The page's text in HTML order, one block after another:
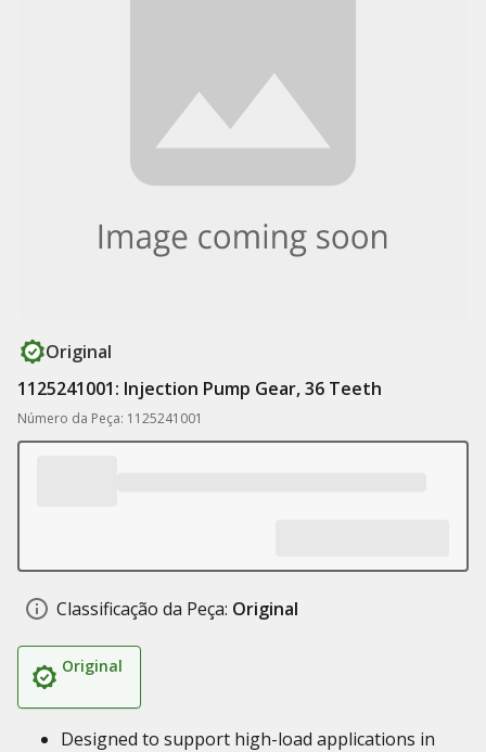
Original
1125241001: Injection Pump Gear, 36 Teeth
Número da Peça: 1125241001
Classificação da Peça: Original
Original
Designed to support high-load applications in